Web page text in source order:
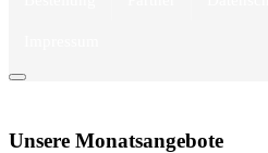
Unsere Monatsangebote